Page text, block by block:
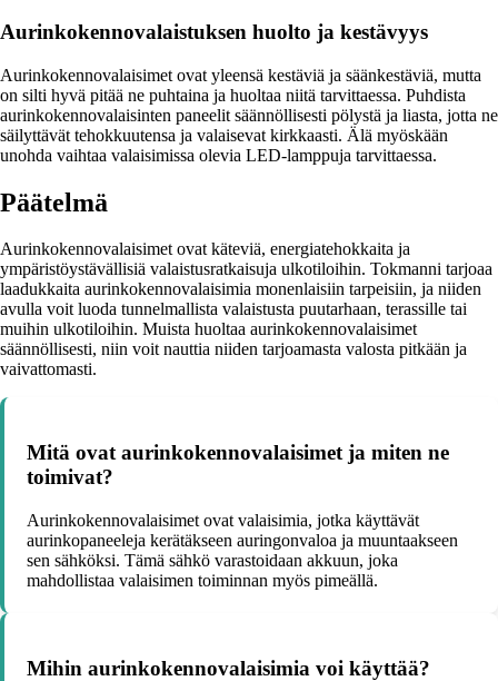
Aurinkokennovalaistuksen huolto ja kestävyys
Aurinkokennovalaisimet ovat yleensä kestäviä ja säänkestäviä, mutta
on silti hyvä pitää ne puhtaina ja huoltaa niitä tarvittaessa. Puhdista
aurinkokennovalaisinten paneelit säännöllisesti pölystä ja liasta, jotta ne
säilyttävät tehokkuutensa ja valaisevat kirkkaasti. Älä myöskään
unohda vaihtaa valaisimissa olevia LED-lamppuja tarvittaessa.
Päätelmä
Aurinkokennovalaisimet ovat käteviä, energiatehokkaita ja
ympäristöystävällisiä valaistusratkaisuja ulkotiloihin. Tokmanni tarjoaa
laadukkaita aurinkokennovalaisimia monenlaisiin tarpeisiin, ja niiden
avulla voit luoda tunnelmallista valaistusta puutarhaan, terassille tai
muihin ulkotiloihin. Muista huoltaa aurinkokennovalaisimet
säännöllisesti, niin voit nauttia niiden tarjoamasta valosta pitkään ja
vaivattomasti.
Mitä ovat aurinkokennovalaisimet ja miten ne
toimivat?
Aurinkokennovalaisimet ovat valaisimia, jotka käyttävät
aurinkopaneeleja kerätäkseen auringonvaloa ja muuntaakseen
sen sähköksi. Tämä sähkö varastoidaan akkuun, joka
mahdollistaa valaisimen toiminnan myös pimeällä.
Mihin aurinkokennovalaisimia voi käyttää?